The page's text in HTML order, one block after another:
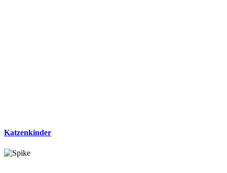
Katzenkinder